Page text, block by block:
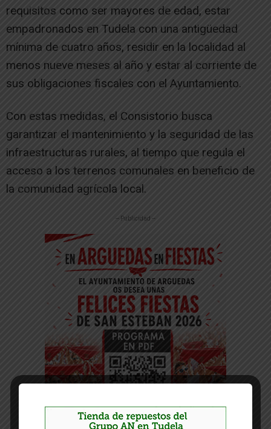
requisitos como ser mayores de edad, estar
empadronados en Tudela con una antigüedad
mínima de cuatro años, residir en la localidad al
menos nueve meses al año y estar al corriente de
sus obligaciones fiscales con el Ayuntamiento.
Con estas medidas, el Consistorio busca
garantizar el mantenimiento y la seguridad de las
infraestructuras rurales, al tiempo que regula el
acceso a los terrenos comunales en beneficio de
la comunidad agrícola local.
-- Publicidad --